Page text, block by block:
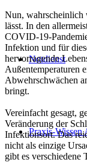
Notdienst
Praxis-Wissen
Nun, wahrscheinlich
lässt. In den
COVID-19-
Infektion und für
hervorragende
Außentemperaturen
Abwehrschwächen
bringt.
Vereinfacht gesagt,
Veränderung der
Infektionsort. Das
nicht als einzige
gibt es verschiedene